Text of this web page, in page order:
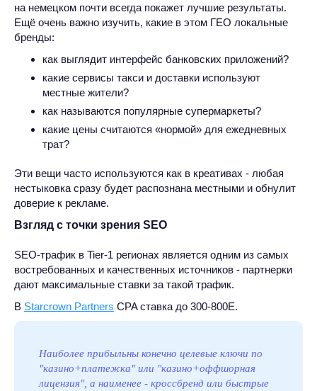
на немецком почти всегда покажет лучшие результаты.
Ещё очень важно изучить, какие в этом ГЕО локальные
бренды:
как выглядит интерфейс банковских приложений?
какие сервисы такси и доставки используют
местные жители?
как называются популярные супермаркеты?
какие цены считаются «нормой» для ежедневных
трат?
Эти вещи часто используются как в креативах - любая
нестыковка сразу будет распознана местными и обнулит
доверие к рекламе.
Взгляд с точки зрения SEO
SEO-трафик в Tier-1 регионах является одним из самых
востребованных и качественных источников - партнерки
дают максимальные ставки за такой трафик.
В Starcrown Partners CPA ставка до 300-800Е.
Наиболее прибыльны конечно целевые ключи по
"казино+платежка" или "казино+оффшорная
лицензия", а наименее - кроссбренд или быстрые